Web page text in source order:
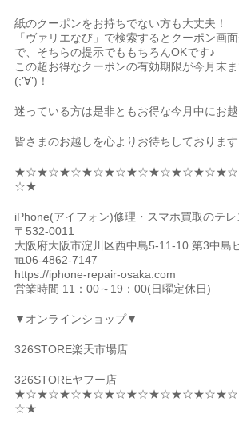
紙のクーポンをお持ちでない方も大丈夫！
「ヴァリエなび」で検索するとクーポン画
で、そちらの提示でももちろんOKです♪
この超お得なクーポンの有効期限が今月末
(;’∀’)！
迷っている方は是非ともお得な今月中にお
皆さまのお越しを心よりお待ちしております
☆★
iPhone(アイフォン)修理・スマホ買取のテ
〒532-0011
大阪府大阪市淀川区西中島5-11-10 第3中島
℡06-4862-7147
https://iphone-repair-osaka.com
営業時間 11：00～19：00(日曜定休日)
▼オンラインショップ▼
326STORE楽天市場店
326STOREヤフー店
☆★